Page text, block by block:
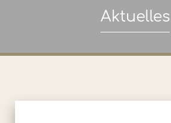
Aktuelles